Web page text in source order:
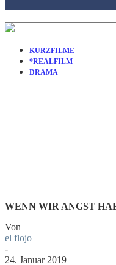
KURZFILME
*REALFILM
DRAMA
WENN WIR ANGST
Von
el flojo
-
24. Januar 2019